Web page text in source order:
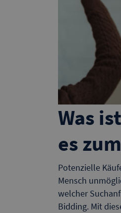
Was
es
Potenzielle
Mensch
welcher
Bidding. Mit